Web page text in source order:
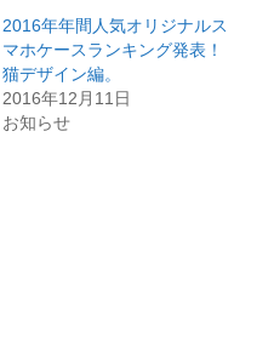
2016年年間人気オリジナルス
マホケースランキング発表！
猫デザイン編。
2016年12月11日
お知らせ